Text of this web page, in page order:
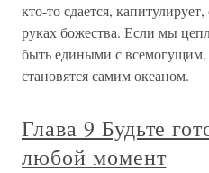
кто-то сдается,
руках божества. Если мы
быть едиными с
становятся самим океаном.
Глава 9 Будьте
любой момент